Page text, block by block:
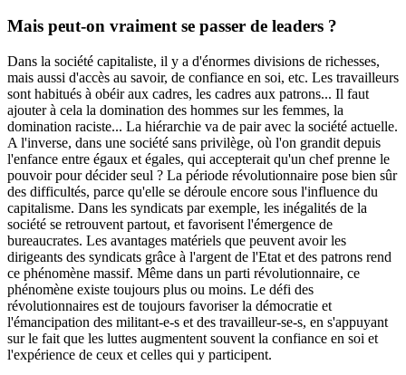
Mais peut-on vraiment se passer de leaders ?
Dans la société capitaliste, il y a d'énormes divisions de richesses,
mais aussi d'accès au savoir, de confiance en soi, etc. Les travailleurs
sont habitués à obéir aux cadres, les cadres aux patrons... Il faut
ajouter à cela la domination des hommes sur les femmes, la
domination raciste... La hiérarchie va de pair avec la société actuelle.
A l'inverse, dans une société sans privilège, où l'on grandit depuis
l'enfance entre égaux et égales, qui accepterait qu'un chef prenne le
pouvoir pour décider seul ? La période révolutionnaire pose bien sûr
des difficultés, parce qu'elle se déroule encore sous l'influence du
capitalisme. Dans les syndicats par exemple, les inégalités de la
société se retrouvent partout, et favorisent l'émergence de
bureaucrates. Les avantages matériels que peuvent avoir les
dirigeants des syndicats grâce à l'argent de l'Etat et des patrons rend
ce phénomène massif. Même dans un parti révolutionnaire, ce
phénomène existe toujours plus ou moins. Le défi des
révolutionnaires est de toujours favoriser la démocratie et
l'émancipation des militant-e-s et des travailleur-se-s, en s'appuyant
sur le fait que les luttes augmentent souvent la confiance en soi et
l'expérience de ceux et celles qui y participent.